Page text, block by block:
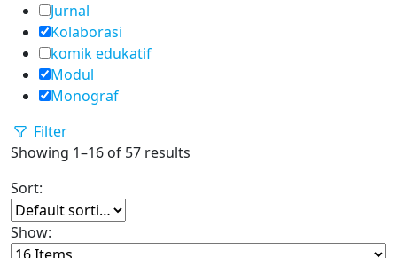
Jurnal
Kolaborasi
komik edukatif
Modul
Monograf
Filter
Showing 1–16 of 57 results
Sort:
Show: